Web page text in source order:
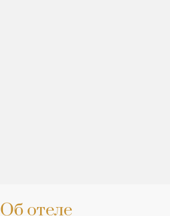
Об отеле